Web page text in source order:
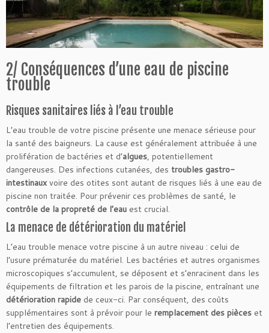
2/ Conséquences d’une eau de piscine
trouble
Risques sanitaires liés à l’eau trouble
L’eau trouble de votre piscine présente une menace sérieuse pour
la santé des baigneurs. La cause est généralement attribuée à une
prolifération de bactéries et d’algues, potentiellement
dangereuses. Des infections cutanées, des troubles gastro-
intestinauxvoire des otites sont autant de risques liés à une eau de
piscine non traitée. Pour prévenir ces problèmes de santé, le
contrôle de la propreté de l’eau est crucial.
La menace de détérioration du matériel
L’eau trouble menace votre piscine à un autre niveau : celui de
l’usure prématurée du matériel. Les bactéries et autres organismes
microscopiques s’accumulent, se déposent et s’enracinent dans les
équipements de filtration et les parois de la piscine, entraînant une
détérioration rapide de ceux-ci. Par conséquent, des coûts
supplémentaires sont à prévoir pour le remplacement des pièces et
l’entretien des équipements.